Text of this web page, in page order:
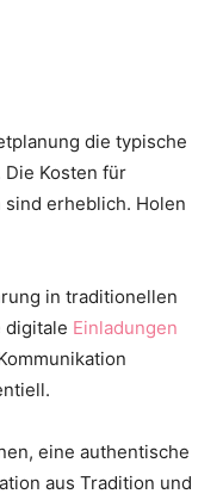
die typische
Die Kosten für
erheblich. Holen
in traditionellen
digitale Einladungen
eine authentische
aus Tradition und